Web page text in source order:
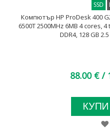
SSD
Компютър HP ProDesk 400
6500T 2500MHz 6MB 4 cores,
DDR4, 128 GB
88.00 € /